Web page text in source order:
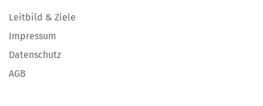
Leitbild & Ziele
Impressum
Datenschutz
AGB